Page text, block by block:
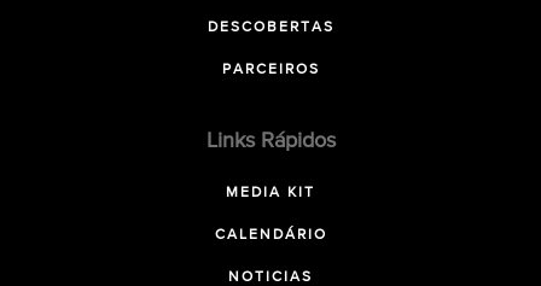
DESCOBERTAS
PARCEIROS
Links Rápidos
MEDIA KIT
CALENDÁRIO
NOTICIAS